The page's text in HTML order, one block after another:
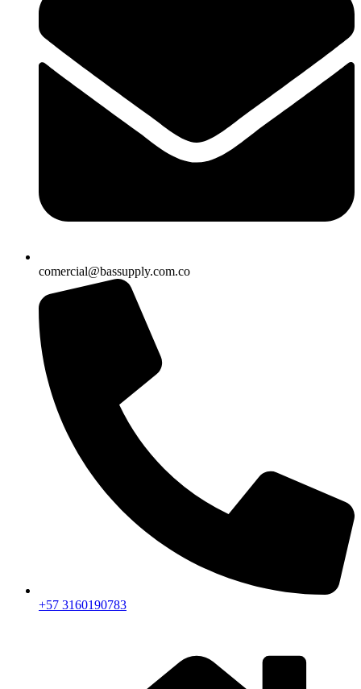
comercial@bassupply.com.co
+57 3160190783